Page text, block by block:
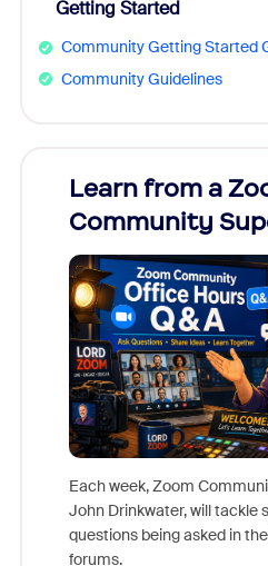
Getting Started
Community Getting Started
Community Guidelines
Learn from a
Community
Each week, Zoom
John Drinkwater, will tackle
questions being asked in
forums.